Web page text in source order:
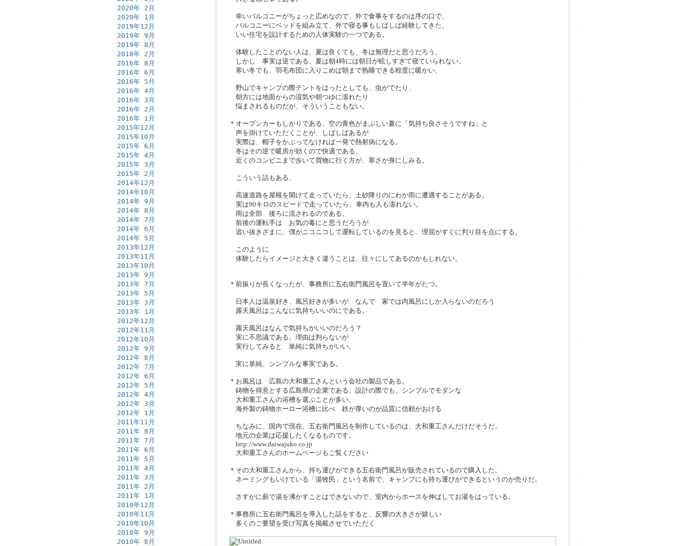
2020年 2月
2020年 1月
2019年12月
2019年 9月
2019年 8月
2018年 2月
2016年 8月
2016年 6月
2016年 5月
2016年 4月
2016年 3月
2016年 2月
2016年 1月
2015年12月
2015年10月
2015年 6月
2015年 4月
2015年 3月
2015年 2月
2014年12月
2014年10月
2014年 9月
2014年 8月
2014年 7月
2014年 6月
2014年 5月
2013年12月
2013年11月
2013年10月
2013年 9月
2013年 7月
2013年 5月
2013年 3月
2013年 1月
2012年12月
2012年11月
2012年10月
2012年 9月
2012年 8月
2012年 7月
2012年 6月
2012年 5月
2012年 4月
2012年 3月
2012年 1月
2011年11月
2011年 8月
2011年 7月
2011年 6月
2011年 5月
2011年 4月
2011年 3月
2011年 2月
2011年 1月
2010年12月
2010年11月
2010年10月
2010年 9月
2010年 8月
幸いバルコニーがちょっと広めなので、外で食事をするのは序の口で、
バルコニーにベッドを組み立て、外で寝る事もしばしば経験してきた、
いい住宅を設計するための人体実験の一つである。
体験したことのない人は、夏は良くても、冬は無理だと思うだろう。
しかし 事実は逆である、夏は朝4時には朝日が眩しすぎて寝ていられない。
寒い冬でも、羽毛布団に入りこめば朝まで熟睡できる程度に暖かい、
野山でキャンプの際テントをはったとしても、虫がでたり、
朝方には地面からの湿気や朝つゆに濡れたり
悩まされるものだが、そういうこともない。
＊オープンカーもしかりである、空の青色がまぶしい夏に「気持ち良さそうですね」と
声を掛けていただくことが、しばしばあるが
実際は、帽子をかぶってなければ一発で熱射病になる。
冬はその逆で暖房が効くので快適である。
近くのコンビニまで歩いて買物に行く方が、寒さが身にしみる。
こういう話もある、
高速道路を屋根を開けて走っていたら、土砂降りのにわか雨に遭遇することがある。
実は90キロのスピードで走っていたら、車内も人も濡れない。
雨は全部 後ろに流されるのである。
前後の運転手は お気の毒にと思うだろうが
追い抜きざまに、僕がニコニコして運転しているのを見ると、理屈がすぐに判り目を点にする。
このように
体験したらイメージと大きく違うことは、往々にしてあるのかもしれない。
＊前振りが長くなったが、事務所に五右衛門風呂を置いて半年がたつ。
日本人は温泉好き、風呂好きが多いが、なんで 家では内風呂にしか入らないのだろう
露天風呂はこんなに気持ちいいのにである。
露天風呂はなんで気持ちがいいのだろう？
実に不思議である。理由は判らないが
実行してみると 単純に気持ちがいい。
実に単純、シンプルな事実である。
＊お風呂は 広島の大和重工さんという会社の製品である。
鋳物を得意とする広島県の企業である、設計の際でも、シンプルでモダンな
大和重工さんの浴槽を選ぶことが多い。
海外製の鋳物ホーロー浴槽に比べ 鉄が厚いのが品質に信頼がおける
ちなみに、国内で現在、五右衛門風呂を制作しているのは、大和重工さんだけだそうだ。
地元の企業は応援したくなるものです。
http://www.daiwajuko.co.jp
大和重工さんのホームページもご覧ください
＊その大和重工さんから、持ち運びができる五右衛門風呂が販売されているので購入した。
ネーミングもいけている「湯牧民」という名前で、キャンプにも持ち運びができるというのが売りだ。
さすがに薪で湯を沸かすことはできないので、室内からホースを伸ばしてお湯をはっている。
＊事務所に五右衛門風呂を導入した話をすると、反響の大きさが嬉しい
多くのご要望を受け写真を掲載させていただく